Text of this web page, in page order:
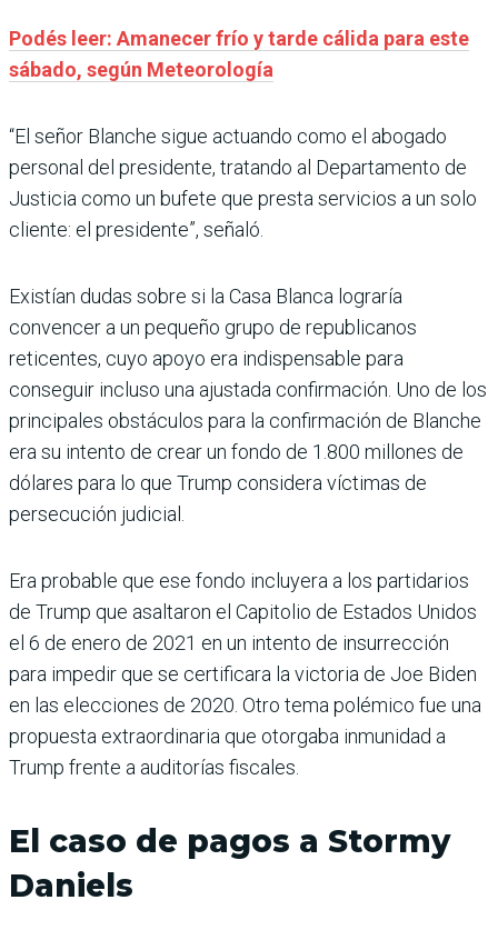
Podés leer: Amanecer frío y tarde cálida para este
sábado, según Meteorología
“El señor Blanche sigue actuando como el abogado
personal del presidente, tratando al Departamento de
Justicia como un bufete que presta servicios a un solo
cliente: el presidente”, señaló.
Existían dudas sobre si la Casa Blanca lograría
convencer a un pequeño grupo de republicanos
reticentes, cuyo apoyo era indispensable para
conseguir incluso una ajustada confirmación. Uno de los
principales obstáculos para la confirmación de Blanche
era su intento de crear un fondo de 1.800 millones de
dólares para lo que Trump considera víctimas de
persecución judicial.
Era probable que ese fondo incluyera a los partidarios
de Trump que asaltaron el Capitolio de Estados Unidos
el 6 de enero de 2021 en un intento de insurrección
para impedir que se certificara la victoria de Joe Biden
en las elecciones de 2020. Otro tema polémico fue una
propuesta extraordinaria que otorgaba inmunidad a
Trump frente a auditorías fiscales.
El caso de pagos a Stormy
Daniels